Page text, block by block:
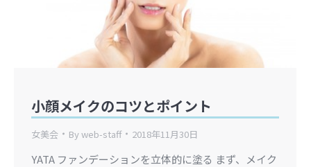
小顔メイクのコツとポイント
女美会 Byweb-staff 2018年11月30日
YATA ファンデーションを立体的に塗る まず、メイク